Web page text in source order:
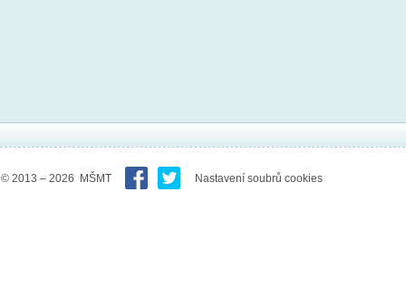
© 2013 – 2026 MŠMT Nastavení soubrů cookies